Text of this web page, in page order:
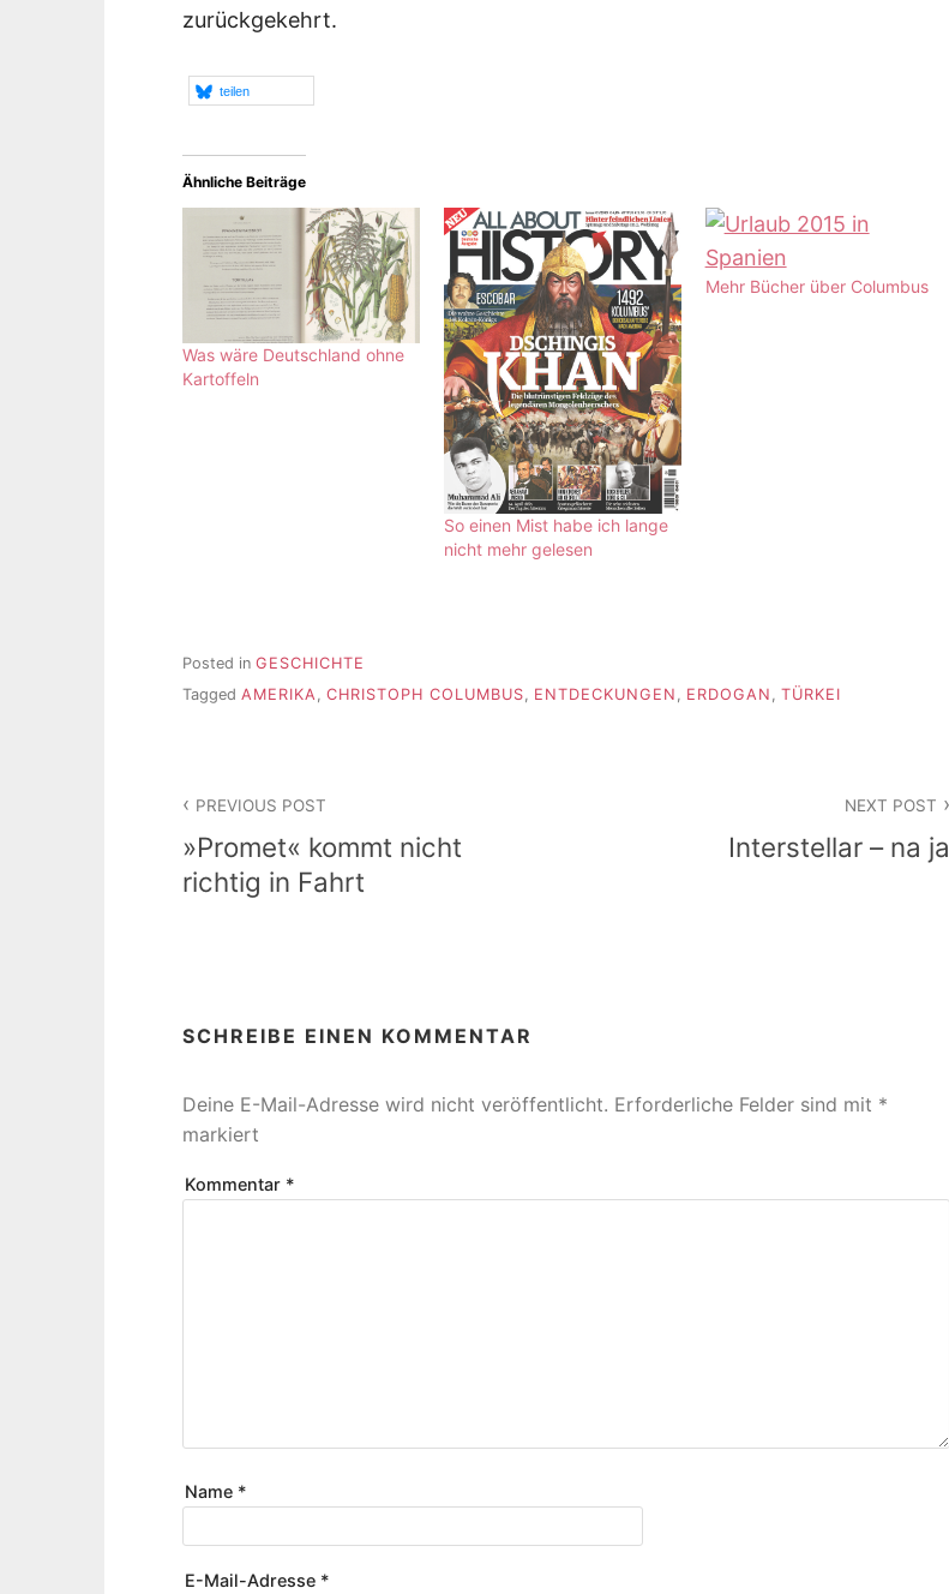
zurückgekehrt.
teilen
Ähnliche Beiträge
Was wäre Deutschland ohne
Kartoffeln
So einen Mist habe ich lange
nicht mehr gelesen
Mehr Bücher über Columbus
Posted in GESCHICHTE
Tagged AMERIKA CHRISTOPH COLUMBUS ENTDECKUNGEN ERDOGAN TÜRKEI
PREVIOUS POST
»Promet« kommt nicht
richtig in Fahrt
NEXT POST
Interstellar – na ja
SCHREIBE EINEN KOMMENTAR
Deine E-Mail-Adresse wird nicht veröffentlicht. Erforderliche Felder sind mit *
markiert
Kommentar *
Name *
E-Mail-Adresse *